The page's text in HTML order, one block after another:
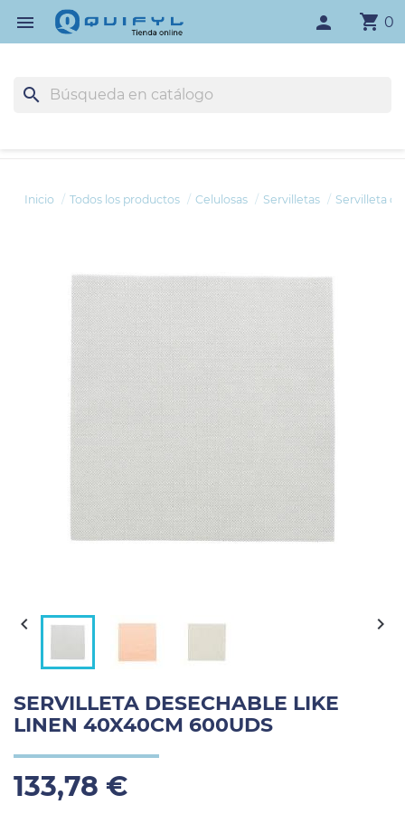
 shopping_cart 0
person
search
Inicio Todos los productos Celulosas Servilletas Servilleta
 
SERVILLETA DESECHABLE LIKE
LINEN 40X40CM 600UDS
133,78 €